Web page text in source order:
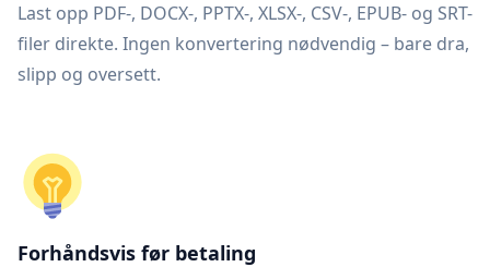
Last opp PDF-, DOCX-, PPTX-, XLSX-, CSV-, EPUB- og SRT-
filer direkte. Ingen konvertering nødvendig – bare dra,
slipp og oversett.
Forhåndsvis før betaling